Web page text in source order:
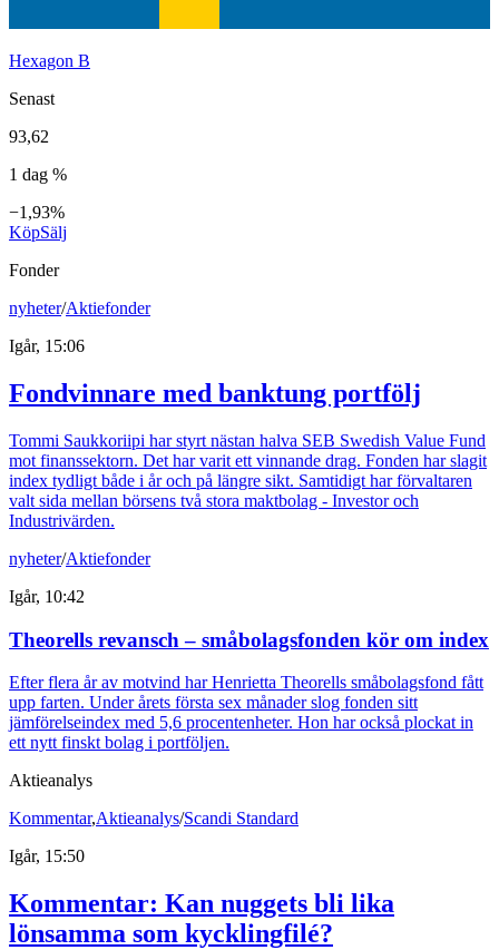
Hexagon B
Senast
93,62
1 dag %
−1,93%
KöpSälj
Fonder
nyheter/Aktiefonder
Igår, 15:06
Fondvinnare med banktung portfölj
Tommi Saukkoriipi har styrt nästan halva SEB Swedish Value Fund
mot finanssektorn. Det har varit ett vinnande drag. Fonden har slagit
index tydligt både i år och på längre sikt. Samtidigt har förvaltaren
valt sida mellan börsens två stora maktbolag - Investor och
Industrivärden.
nyheter/Aktiefonder
Igår, 10:42
Theorells revansch – småbolagsfonden kör om index
Efter flera år av motvind har Henrietta Theorells småbolagsfond fått
upp farten. Under årets första sex månader slog fonden sitt
jämförelseindex med 5,6 procentenheter. Hon har också plockat in
ett nytt finskt bolag i portföljen.
Aktieanalys
Kommentar,Aktieanalys/Scandi Standard
Igår, 15:50
Kommentar: Kan nuggets bli lika
lönsamma som kycklingfilé?